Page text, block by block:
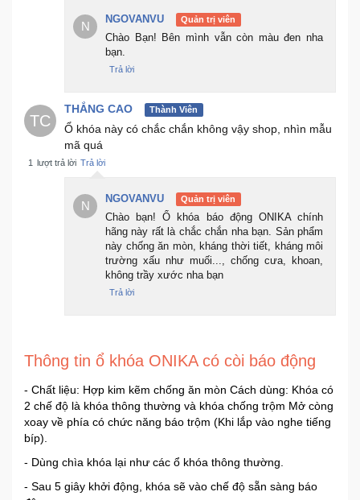
N
NGOVANVU Quản trị viên
Chào Bạn! Bên mình vẫn còn màu đen nha
bạn.
Trả lời
TC
THẮNG CAO Thành Viên
Ổ khóa này có chắc chắn không vậy shop, nhìn mẫu
mã quá
1 lượt trả lời Trả lời
N
NGOVANVU Quản trị viên
Chào bạn! Ổ khóa báo động ONIKA chính
hãng này rất là chắc chắn nha bạn. Sản phẩm
này chống ăn mòn, kháng thời tiết, kháng môi
trường xấu như muối..., chống cưa, khoan,
không trầy xước nha bạn
Trả lời
Thông tin ổ khóa ONIKA có còi báo động
- Chất liệu: Hợp kim kẽm chống ăn mòn Cách dùng: Khóa có
2 chế độ là khóa thông thường và khóa chống trộm Mở còng
xoay về phía có chức năng báo trộm (Khi lắp vào nghe tiếng
bíp).
- Dùng chìa khóa lại như các ổ khóa thông thường.
- Sau 5 giây khởi động, khóa sẽ vào chế độ sẵn sàng báo